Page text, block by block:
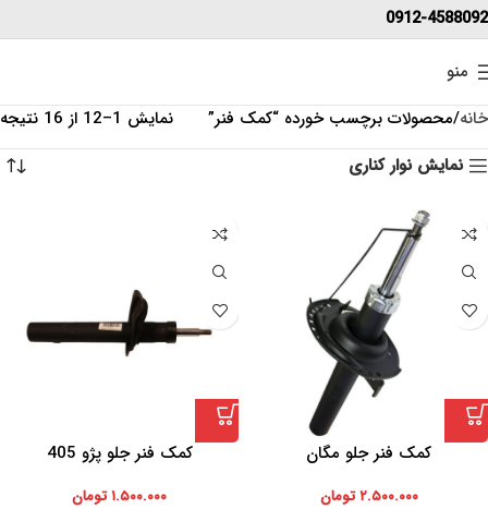
0912-4588092
منو
خانه محصولات برچسب خورده “کمک فنر”
نمایش 1–12 از 16 نتیجه
نمایش نوار کناری
کمک فنر جلو مگان
۲.۵۰۰.۰۰۰ تومان
کمک فنر جلو پژو 405
۱.۵۰۰.۰۰۰تومان